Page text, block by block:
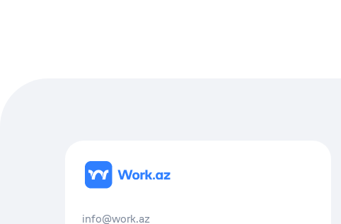
info@work.az